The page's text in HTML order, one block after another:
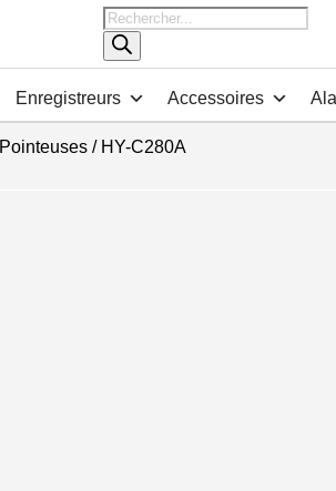
Recherche
de
produits
Enregistreurs Accessoires
Pointeuses/ HY-C280A